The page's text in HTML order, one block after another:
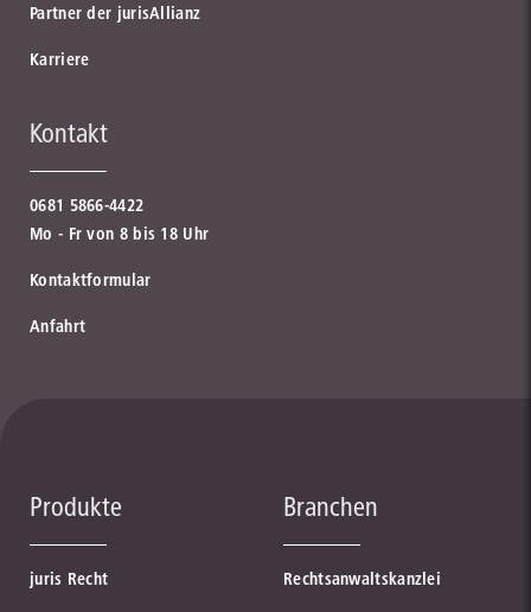
Partner der jurisAllianz
Karriere
Kontakt
0681 5866-4422
Mo - Fr von 8 bis 18 Uhr
Kontaktformular
Anfahrt
Produkte
juris Recht
Branchen
Rechtsanwaltskanzlei